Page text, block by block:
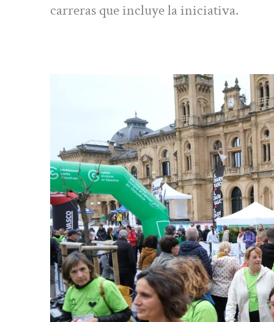
carreras que incluye la iniciativa.